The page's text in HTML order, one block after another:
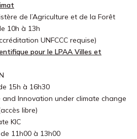
de l’Agriculture et de la Forêt
10h à 13h
UNFCCC requise)
pour le LPAA Villes et
15h à 16h30
and Innovation under climate change
libre)
KIC
11h00 à 13h00